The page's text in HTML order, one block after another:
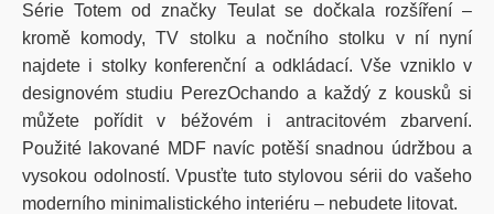
Série Totem od značky Teulat se dočkala rozšíření –
kromě komody, TV stolku a nočního stolku v ní nyní
najdete i stolky konferenční a odkládací. Vše vzniklo v
designovém studiu PerezOchando a každý z kousků si
můžete pořídit v béžovém i antracitovém zbarvení.
Použité lakované MDF navíc potěší snadnou údržbou a
vysokou odolností. Vpusťte tuto stylovou sérii do vašeho
moderního minimalistického interiéru – nebudete litovat.